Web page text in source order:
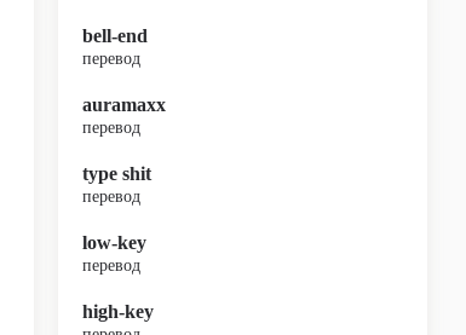
bell-end
перевод
auramaxx
перевод
type shit
перевод
low-key
перевод
high-key